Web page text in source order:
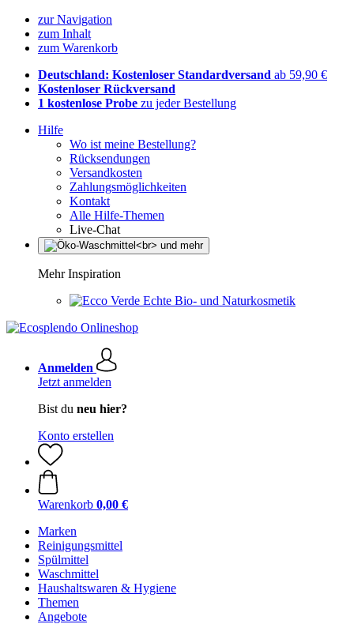
zur Navigation
zum Inhalt
zum Warenkorb
Deutschland: Kostenloser Standardversand ab 59,90 €
Kostenloser Rückversand
1 kostenlose Probe zu jeder Bestellung
Hilfe
Wo ist meine Bestellung?
Rücksendungen
Versandkosten
Zahlungsmöglichkeiten
Kontakt
Alle Hilfe-Themen
Live-Chat
Mehr Inspiration
Echte Bio- und Naturkosmetik
Anmelden
Jetzt anmelden
Bist du neu hier?
Konto erstellen
Warenkorb 0,00 €
Marken
Reinigungsmittel
Spülmittel
Waschmittel
Haushaltswaren & Hygiene
Themen
Angebote